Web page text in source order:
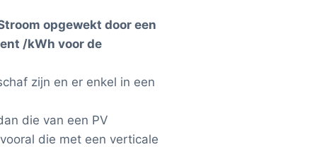
opgewekt door een
/kWh voor de
zijn en er enkel in een
die van een PV
die met een verticale